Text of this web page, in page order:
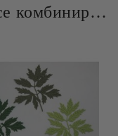
Продукта е подобен или се комбинира добре и със следните продукти :